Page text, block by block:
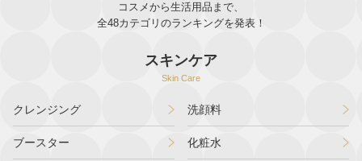
コスメから生活用品まで、
全48​カテゴリのランキングを発表！
スキンケア
Skin Care
クレンジング 洗顔料
ブースター 化粧水